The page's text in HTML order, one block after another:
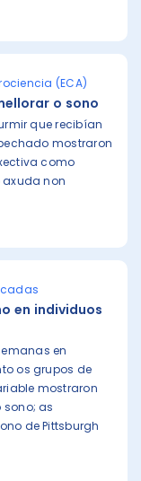
(ECA)
o sono
que recibían
mostraron
como
non
en individuos
en
os grupos de
mostraron
as
de Pittsburgh